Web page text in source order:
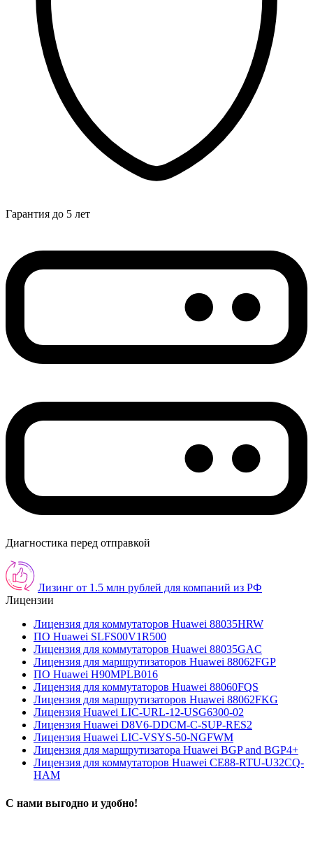
Гарантия до 5 лет
Диагностика перед отправкой
Лизинг от 1.5 млн рублей для компаний из РФ
Лицензии
Лицензия для коммутаторов Huawei 88035HRW
ПО Huawei SLFS00V1R500
Лицензия для коммутаторов Huawei 88035GAC
Лицензия для маршрутизаторов Huawei 88062FGP
ПО Huawei H90MPLB016
Лицензия для коммутаторов Huawei 88060FQS
Лицензия для маршрутизаторов Huawei 88062FKG
Лицензия Huawei LIC-URL-12-USG6300-02
Лицензия Huawei D8V6-DDCM-C-SUP-RES2
Лицензия Huawei LIC-VSYS-50-NGFWM
Лицензия для маршрутизатора Huawei BGP and BGP4+
Лицензия для коммутаторов Huawei CE88-RTU-U32CQ-
HAM
С нами выгодно и удобно!